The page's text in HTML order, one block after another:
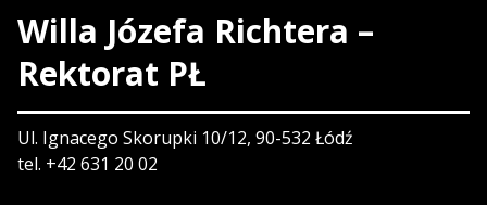
Willa Józefa Richtera –
Rektorat PŁ
Ul. Ignacego Skorupki 10/12, 90-532 Łódź
tel. +42 631 20 02